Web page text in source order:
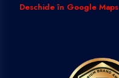
Deschide în Google Maps